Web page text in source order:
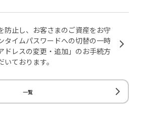
防止し、お客さまのご資産をお守
タイムパスワードへの切替の一時
ドレスの変更・追加」のお手続方
ております。
一覧